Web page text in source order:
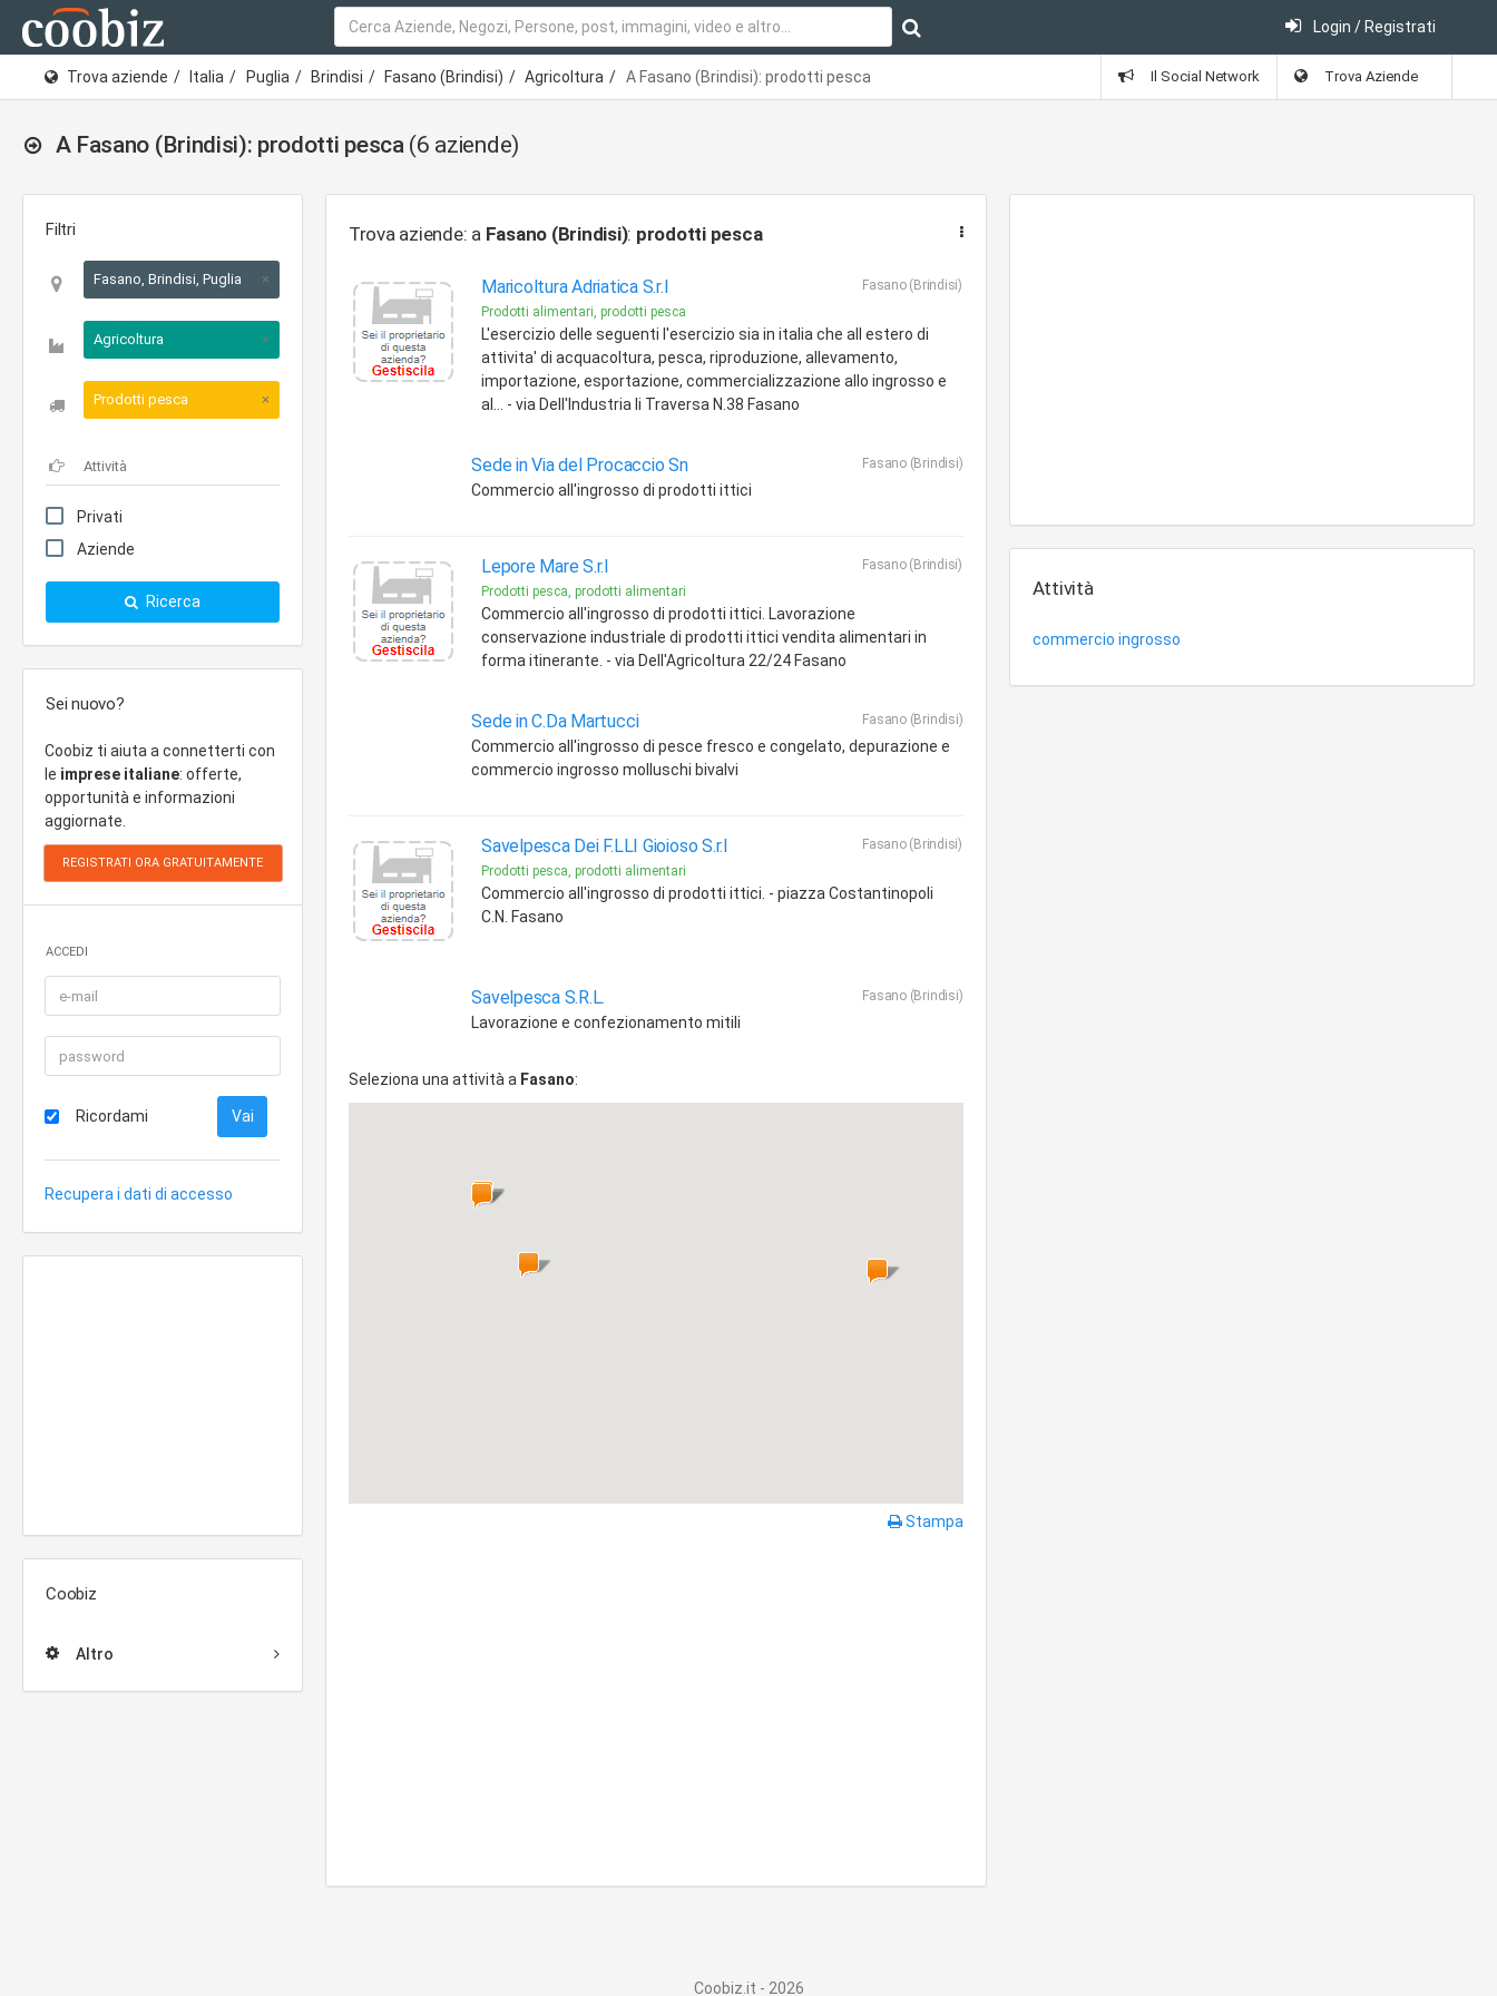
Login / Registrati
Trova aziende Italia Puglia Brindisi Fasano (Brindisi) Agricoltura A Fasano (Brindisi): prodotti pesca Il Social Network Trova Aziende
A Fasano (Brindisi): prodotti pesca (6 aziende)
Filtri
Fasano, Brindisi, Puglia ×
Agricoltura ×
Prodotti pesca ×
Privati
Aziende
Ricerca
Sei nuovo?
Coobiz ti aiuta a connetterti con
le imprese italiane: offerte,
opportunità e informazioni
aggiornate.
ACCEDI
Ricordami
Recupera i dati di accesso
Coobiz
Altro
Trova aziende: a Fasano (Brindisi): prodotti pesca
Maricoltura Adriatica S.r.l
Fasano (Brindisi)
Prodotti alimentari, prodotti pesca
L'esercizio delle seguenti l'esercizio sia in italia che all estero di
attivita' di acquacoltura, pesca, riproduzione, allevamento,
importazione, esportazione, commercializzazione allo ingrosso e
al... - via Dell'Industria Ii Traversa N.38 Fasano
Sede in Via del Procaccio Sn Fasano (Brindisi)
Commercio all'ingrosso di prodotti ittici
Lepore Mare S.r.l
Fasano (Brindisi)
Prodotti pesca, prodotti alimentari
Commercio all'ingrosso di prodotti ittici. Lavorazione
conservazione industriale di prodotti ittici vendita alimentari in
forma itinerante. - via Dell'Agricoltura 22/24 Fasano
Sede in C.Da Martucci Fasano (Brindisi)
Commercio all'ingrosso di pesce fresco e congelato, depurazione e
commercio ingrosso molluschi bivalvi
Savelpesca Dei F.LLI Gioioso S.r.l
Fasano (Brindisi)
Prodotti pesca, prodotti alimentari
Commercio all'ingrosso di prodotti ittici. - piazza Costantinopoli
C.N. Fasano
Savelpesca S.R.L. Fasano (Brindisi)
Lavorazione e confezionamento mitili
Seleziona una attività a Fasano:
Stampa
Attività
commercio ingrosso
Coobiz.it - 2026